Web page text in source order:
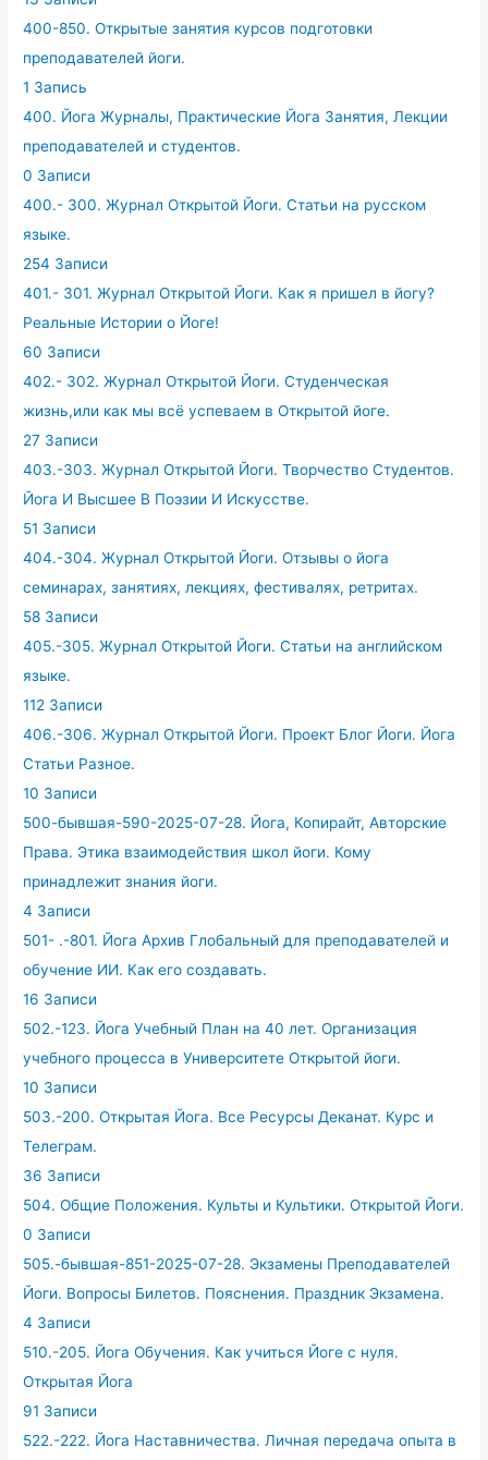
400-850. Открытые занятия курсов подготовки
преподавателей йоги.
1 Запись
400. Йога Журналы, Практические Йога Занятия, Лекции
преподавателей и студентов.
0 Записи
400.- 300. Журнал Открытой Йоги. Статьи на русском
языке.
254 Записи
401.- 301. Журнал Открытой Йоги. Как я пришел в йогу?
Реальные Истории о Йоге!
60 Записи
402.- 302. Журнал Открытой Йоги. Студенческая
жизнь,или как мы всё успеваем в Открытой йоге.
27 Записи
403.-303. Журнал Открытой Йоги. Творчество Студентов.
Йога И Высшее В Поэзии И Искусстве.
51 Записи
404.-304. Журнал Открытой Йоги. Отзывы о йога
семинарах, занятиях, лекциях, фестивалях, ретритах.
58 Записи
405.-305. Журнал Открытой Йоги. Статьи на английском
языке.
112 Записи
406.-306. Журнал Открытой Йоги. Проект Блог Йоги. Йога
Статьи Разное.
10 Записи
500-бывшая-590-2025-07-28. Йога, Копирайт, Авторские
Права. Этика взаимодействия школ йоги. Кому
принадлежит знания йоги.
4 Записи
501- .-801. Йога Архив Глобальный для преподавателей и
обучение ИИ. Как его создавать.
16 Записи
502.-123. Йога Учебный План на 40 лет. Организация
учебного процесса в Университете Открытой йоги.
10 Записи
503.-200. Открытая Йога. Все Ресурсы Деканат. Курс и
Телеграм.
36 Записи
504. Общие Положения. Культы и Культики. Открытой Йоги.
0 Записи
505.-бывшая-851-2025-07-28. Экзамены Преподавателей
Йоги. Вопросы Билетов. Пояснения. Праздник Экзамена.
4 Записи
510.-205. Йога Обучения. Как учиться Йоге с нуля.
Открытая Йога
91 Записи
522.-222. Йога Наставничества. Личная передача опыта в